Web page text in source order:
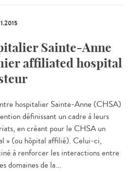
Sainte-Anne
affiliated hospital
hospitalier Sainte-Anne (CHSA)
définissant un cadre à leurs
en créant pour le CHSA un
» (ou hôpital affilié). Celui-ci,
à renforcer les interactions entre
domaines de la...